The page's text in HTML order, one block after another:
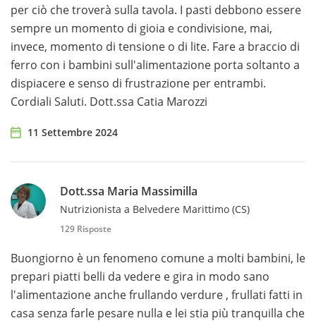
per ciò che troverà sulla tavola. I pasti debbono essere
sempre un momento di gioia e condivisione, mai,
invece, momento di tensione o di lite. Fare a braccio di
ferro con i bambini sull'alimentazione porta soltanto a
dispiacere e senso di frustrazione per entrambi.
Cordiali Saluti. Dott.ssa Catia Marozzi
11 Settembre 2024
Dott.ssa Maria Massimilla
Nutrizionista a Belvedere Marittimo (CS)
129 Risposte
Buongiorno è un fenomeno comune a molti bambini, le
prepari piatti belli da vedere e gira in modo sano
l'alimentazione anche frullando verdure , frullati fatti in
casa senza farle pesare nulla e lei stia più tranquilla che